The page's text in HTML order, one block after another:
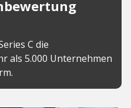
C die
als 5.000 Unternehmen